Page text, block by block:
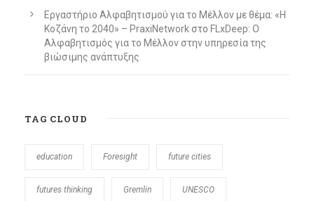
Εργαστήριο Αλφαβητισμού για το Μέλλον με θέμα: «Η
Κοζάνη το 2040» – PraxiNetwork στο FLxDeep: Ο
Αλφαβητισμός για το Μέλλον στην υπηρεσία της
βιώσιμης ανάπτυξης
TAG CLOUD
education Foresight future cities
futures thinking Gremlin UNESCO